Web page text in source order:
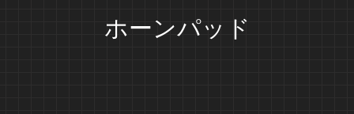
ホーンパッド